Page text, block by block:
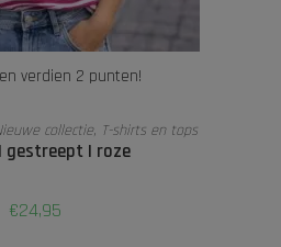
verdien 2 punten!
VERDER
collectie, T-shirts en tops
gestreept | roze
€24,95